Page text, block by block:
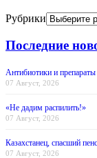
Рубрики
Последние
Антибиотики и
07 Август, 2026
«Не дадим распилить!»
07 Август, 2026
Казахстанец, спасший
07 Август, 2026